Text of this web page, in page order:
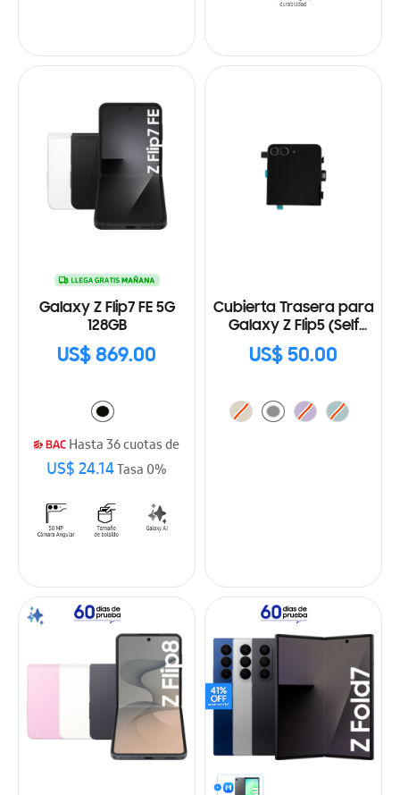
Galaxy Z Flip7 FE 5G
128GB
US$ 869.00
Hasta 36 cuotas de
US$ 24.14Tasa 0%
Cubierta Trasera para
Galaxy Z Flip5 (Self
Repair Kit)
US$ 50.00